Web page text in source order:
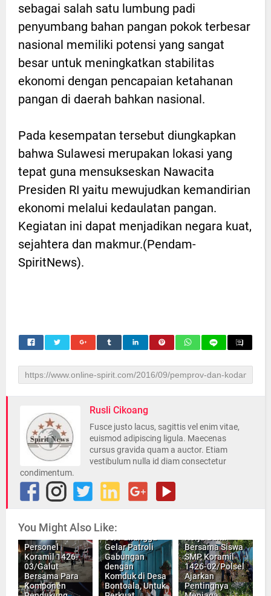
sebagai salah satu lumbung padi
penyumbang bahan pangan pokok terbesar
nasional memiliki potensi yang sangat
besar untuk meningkatkan stabilitas
ekonomi dengan pencapaian ketahanan
pangan di daerah bahkan nasional.
Pada kesempatan tersebut diungkapkan
bahwa Sulawesi merupakan lokasi yang
tepat guna mensukseskan Nawacita
Presiden RI yaitu mewujudkan kemandirian
ekonomi melalui kedaulatan pangan.
Kegiatan ini dapat menjadikan negara kuat,
sejahtera dan makmur.(Pendam-
SpiritNews).
Rusli Cikoang
Fusce justo lacus, sagittis vel enim vitae,
euismod adipiscing ligula. Maecenas
cursus gravida quam a auctor. Etiam
vestibulum nulla id diam consectetur
condimentum.
You Might Also Like:
Personel
Koramil 1426-
03/Galut
Bersama Para
Komponen
Koramil
Gelar Patroli
Gabungan
dengan
Komduk di Desa
Bontoala, Untuk
Bersama Siswa
SMP, Koramil
1426-02/Polsel
Ajarkan
Pentingnya